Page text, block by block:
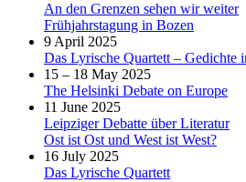
An den Grenzen sehen wir weiter
Frühjahrstagung in Bozen
9 April 2025
Das Lyrische Quartett – Gedichte
15 – 18 May 2025
The Helsinki Debate on Europe
11 June 2025
Leipziger Debatte über Literatur
Ost ist Ost und West ist West?
16 July 2025
Das Lyrische Quartett